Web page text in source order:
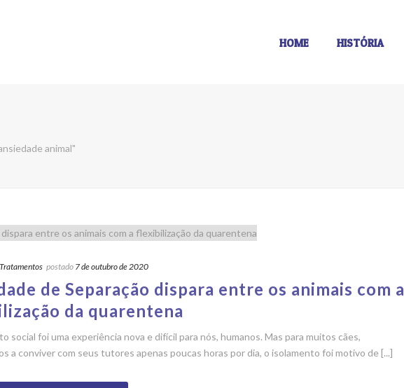
HOME HISTÓRIA
animal"
Tratamentos postado 7 de outubro de 2020
de Separação dispara entre os animais com a
da quarentena
social foi uma experiência nova e difícil para nós, humanos. Mas para muitos cães,
a conviver com seus tutores apenas poucas horas por dia, o isolamento foi motivo de [...]